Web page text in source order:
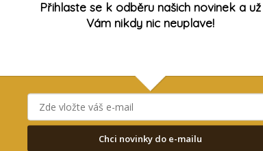
je stejný jako při lovu na splávek. To
krmením do vody. Ve chvíli, kdy krmítko
uvolní. Takže plovoucí krmítko se za
zvedne i nástrahu. A v tu chvíli začne
Přihlaste se k odběru našich novinek a už
Vám nikdy nic neuplave!
Chci novinky do e-mailu